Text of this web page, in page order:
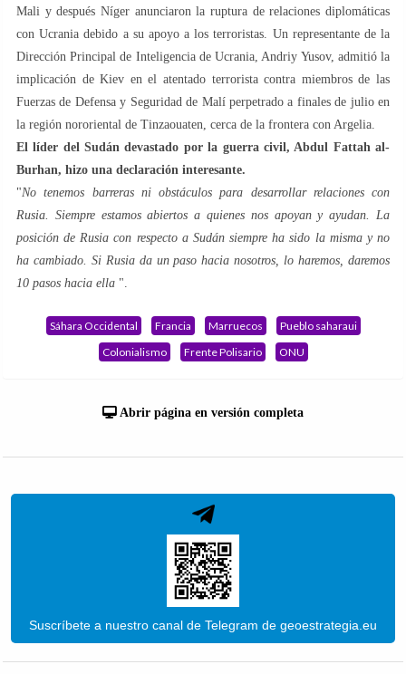
Mali y después Níger anunciaron la ruptura de relaciones diplomáticas
con Ucrania debido a su apoyo a los terroristas. Un representante de la
Dirección Principal de Inteligencia de Ucrania, Andriy Yusov, admitió la
implicación de Kiev en el atentado terrorista contra miembros de las
Fuerzas de Defensa y Seguridad de Malí perpetrado a finales de julio en
la región nororiental de Tinzaouaten, cerca de la frontera con Argelia.
El líder del Sudán devastado por la guerra civil, Abdul Fattah al-
Burhan, hizo una declaración interesante.
"No tenemos barreras ni obstáculos para desarrollar relaciones con
Rusia. Siempre estamos abiertos a quienes nos apoyan y ayudan. La
posición de Rusia con respecto a Sudán siempre ha sido la misma y no
ha cambiado. Si Rusia da un paso hacia nosotros, lo haremos, daremos
10 pasos hacia ella ".
Sáhara Occidental Francia Marruecos
Pueblo saharaui
Colonialismo
Frente Polisario ONU
Abrir página en versión completa
Suscríbete a nuestro canal de Telegram de geoestrategia.eu